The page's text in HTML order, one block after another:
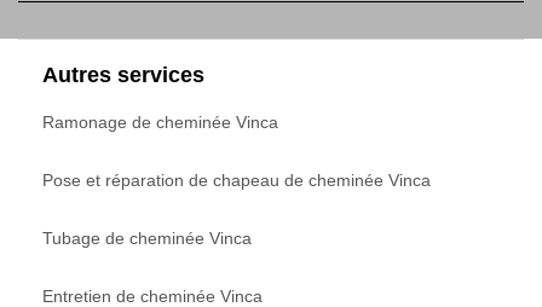
Autres services
Ramonage de cheminée Vinca
Pose et réparation de chapeau de cheminée Vinca
Tubage de cheminée Vinca
Entretien de cheminée Vinca